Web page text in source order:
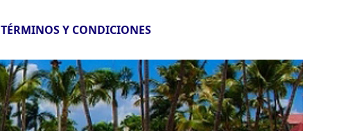
TÉRMINOS Y CONDICIONES